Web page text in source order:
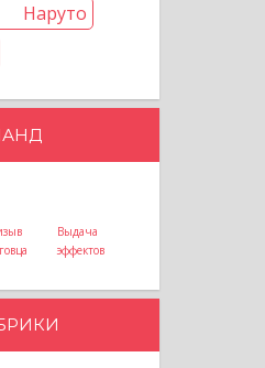
Наруто
Выдача
эффектов